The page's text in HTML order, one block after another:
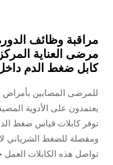
مراقبة وظائف
مرضى العناية
كابل ضغط الدم
للمرضى المصابين بأمراض
يعتمدون على الأدوية
ومفصلة للضغط الشرياني لا
تواصل هذه الكابلات